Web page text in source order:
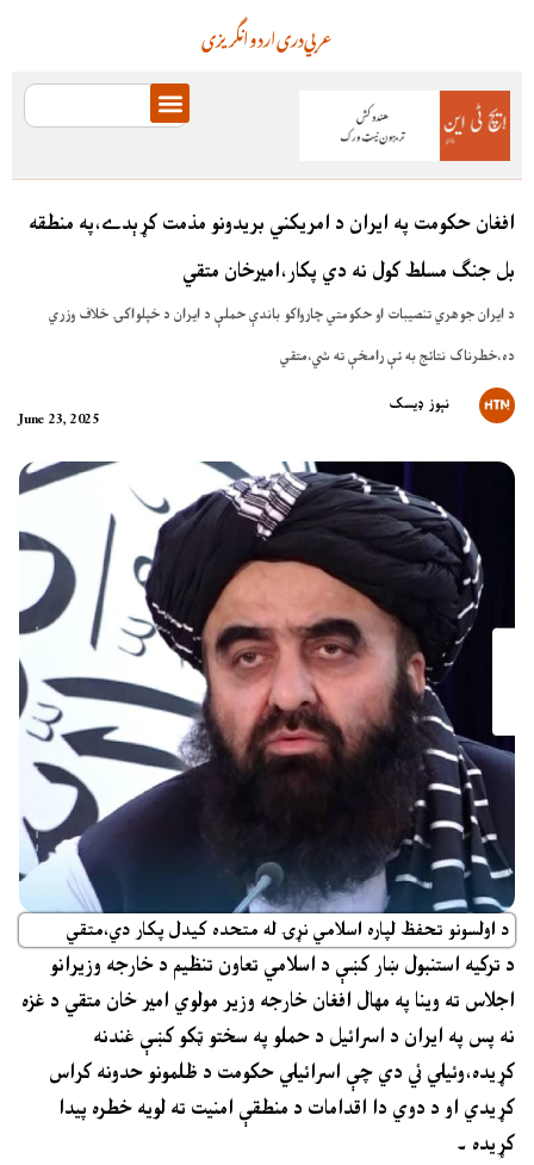
انگریزیاردودریعربي
افغان حکومت په ايران د امريکني بريدونو مذمت کړېدے،په منطقه
بل جنګ مسلط کول نه دي پکار،اميرخان متقي
د ايران جوهري تنصيبات او حکومتي چارواکو باندې حملې د ايران د خپلواکۍ خلاف وزري
ده،خطرناک نتائج به ئې رامخې ته شي،متقي
June 23, 2025
نېوز ډیسک
د اولسونو تحفظ لپاره اسلامي نړۍ له متحده کيدل پکار دي،متقي
د ترکيه استنبول ښار کښې د اسلامي تعاون تنظيم د خارجه وزيرانو
اجلاس ته وينا په مهال افغان خارجه وزير مولوي امير خان متقي د غزه
نه پس په ايران د اسرائيل د حملو په سختو ټکو کښې غندنه
کړيده،وئيلي ئي دي چې اسرائيلي حکومت د ظلمونو حدونه کراس
کړيدي او د دوي دا اقدامات د منطقې امنيت ته لويه خطره پيدا
کړيده ۔